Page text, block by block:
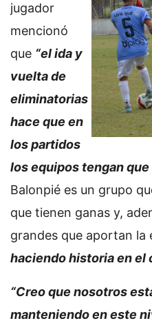
jugador
mencionó
que “el ida y
vuelta de
eliminatorias
hace que en
los partidos
los equipos tengan que
Balonpié es un grupo
que tienen ganas y,
grandes que aportan la
haciendo historia en el
“Creo que nosotros
manteniendo en este